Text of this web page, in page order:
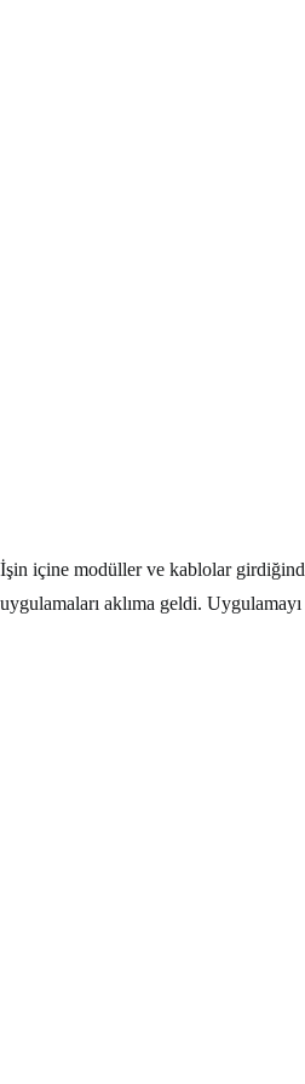
İşin içine modüller ve kablolar
uygulamaları aklıma geldi.